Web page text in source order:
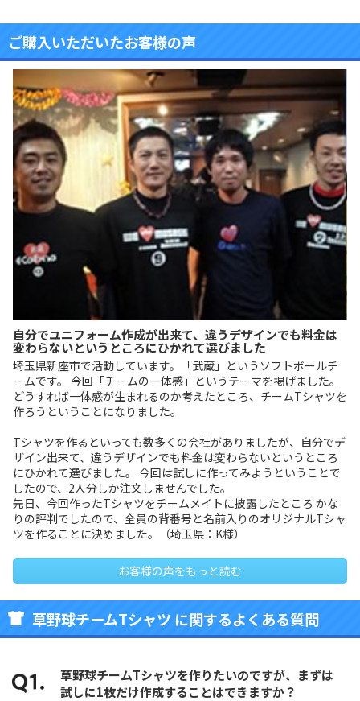
ご購入いただいたお客様の声
自分でユニフォーム作成が出来て、違うデザインでも料金は
変わらないというところにひかれて選びました
埼玉県新座市で活動しています。「武蔵」というソフトボールチ
ームです。 今回「チームの一体感」というテーマを掲げました。
どうすれば一体感が生まれるのか考えたところ、チームTシャツを
作ろうということになりました。
Tシャツを作るといっても数多くの会社がありましたが、自分でデ
ザイン出来て、違うデザインでも料金は変わらないというところ
にひかれて選びました。 今回は試しに作ってみようということで
したので、2人分しか注文しませんでした。
先日、今回作ったTシャツをチームメイトに披露したところ かな
りの評判でしたので、全員の背番号と名前入りのオリジナルTシャ
ツを作ることに決めました。（埼玉県：K様）
お客様の声をもっと読む
草野球チームTシャツ に関するよくある質問
草野球チームTシャツを作りたいのですが、まずは
試しに1枚だけ作成することはできますか？